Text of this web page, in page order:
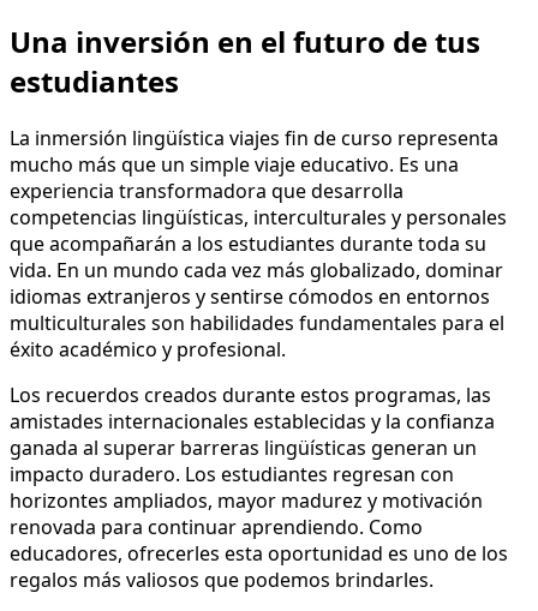
Una inversión en el futuro de tus
estudiantes
La inmersión lingüística viajes fin de curso representa
mucho más que un simple viaje educativo. Es una
experiencia transformadora que desarrolla
competencias lingüísticas, interculturales y personales
que acompañarán a los estudiantes durante toda su
vida. En un mundo cada vez más globalizado, dominar
idiomas extranjeros y sentirse cómodos en entornos
multiculturales son habilidades fundamentales para el
éxito académico y profesional.
Los recuerdos creados durante estos programas, las
amistades internacionales establecidas y la confianza
ganada al superar barreras lingüísticas generan un
impacto duradero. Los estudiantes regresan con
horizontes ampliados, mayor madurez y motivación
renovada para continuar aprendiendo. Como
educadores, ofrecerles esta oportunidad es uno de los
regalos más valiosos que podemos brindarles.